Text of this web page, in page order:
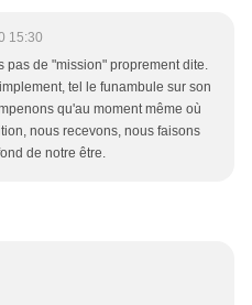
15:30
pas de "mission" proprement dite.
tel le funambule sur son
qu'au moment même où
nous recevons, nous faisons
de notre être.